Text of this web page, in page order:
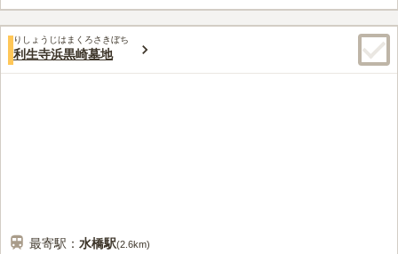
おすすめです。
口コミ評価
この霊園はまだ誰からも評価されていません。
りしょうじはまくろさきぼち
利生寺浜黒崎墓地
最寄駅： 水橋駅(2.6km)